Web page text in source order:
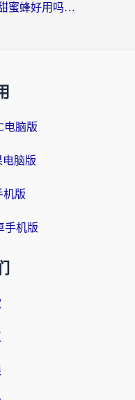
海外党必看：雷神手游和甜蜜蜂好用吗？3步选对回国加速器无缝刷国内资源
电脑版
电脑版
机版
手机版